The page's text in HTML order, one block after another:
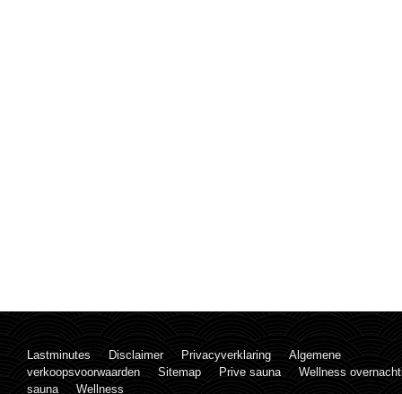
Lastminutes Disclaimer Privacyverklaring
Algemene
verkoopsvoorwaarden
Sitemap Prive sauna
Wellness
sauna
Wellness